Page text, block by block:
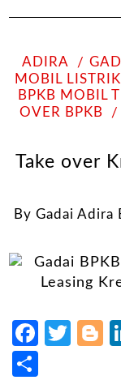
ADIRA
MOBIL LISTRIK
BPKB MOBIL
OVER BPKB
Take over
By Gadai Adira